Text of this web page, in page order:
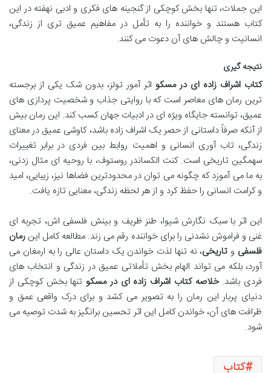
این جملات، تنها بخش کوچکی از گنجینه های فکری و ادبی نهفته در این
کتاب هستند و خواننده را به تأمل در مفاهیم عمیق تری از زندگی،
انسانیت و چالش های آن دعوت می کنند.
نتیجه گیری
کتاب اشراف زاده ای در مسکو اثر آمور تولز، بدون شک یکی از برجسته
ترین رمان های معاصر است که با روایتی جذاب و شخصیت پردازی های
عمیق، توانسته جایگاه ویژه ای در ادبیات جهان کسب کند. این رمان بیش
از آنکه صرفاً داستانی از حصر یک اشراف زاده باشد، کاوشی عمیق در معنای
زندگی، تاب آوری انسانی و اهمیت روابط بین فردی در برابر تغییرات
سهمگین تاریخی است. کنت الکساندر روستوف، با روحیه ای مثال زدنی،
به ما می آموزد که چگونه می توان در محدودترین فضاها نیز، زیبایی، امید
و کرامت انسانی را حفظ کرد و از هر لحظه زندگی، معنایی تازه یافت.
این اثر با سبک نگارش شیوا، طنز ظریف و بینش فلسفی اش، تجربه ای
غنی و فراموش نشدنی را برای خواننده رقم می زند. مطالعه کامل این رمان
فلسفی و تاریخی، نه تنها لذت خواندن یک داستان عالی را به ارمغان می
آورد، بلکه می تواند الهام بخش تأملاتی عمیق در زندگی و انتخاب های
فردی باشد.خلاصه کتاب اشراف زاده ای در مسکو تنها بخش کوچکی از
دنیای پربار این رمان را به تصویر می کشد و برای درک واقعی عمق و
ظرافت های آن، خواندن کامل این اثر تحسین برانگیز به شدت توصیه می
شود.
کتاب